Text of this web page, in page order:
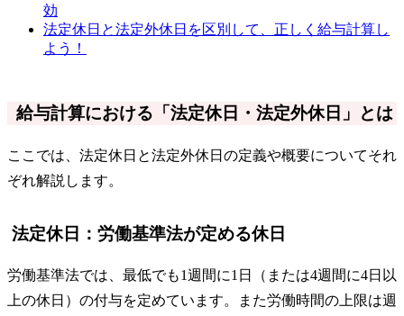
効
法定休日と法定外休日を区別して、正しく給与計算し
よう！
給与計算における「法定休日・法定外休日」とは
ここでは、法定休日と法定外休日の定義や概要についてそれ
ぞれ解説します。
法定休日：労働基準法が定める休日
労働基準法では、最低でも1週間に1日（または4週間に4日以
上の休日）の付与を定めています。また労働時間の上限は週